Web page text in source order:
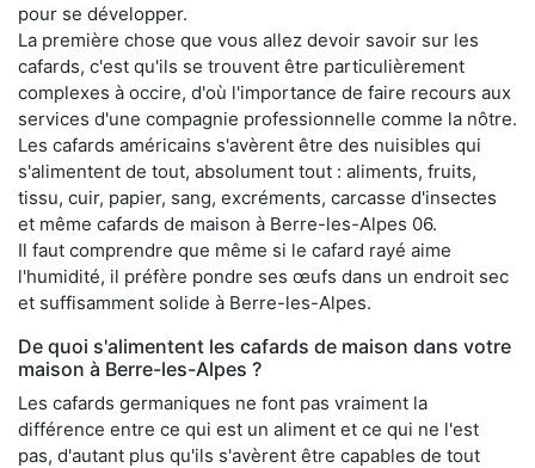
pour se développer.
La première chose que vous allez devoir savoir sur les
cafards, c'est qu'ils se trouvent être particulièrement
complexes à occire, d'où l'importance de faire recours aux
services d'une compagnie professionnelle comme la nôtre.
Les cafards américains s'avèrent être des nuisibles qui
s'alimentent de tout, absolument tout : aliments, fruits,
tissu, cuir, papier, sang, excréments, carcasse d'insectes
et même cafards de maison à Berre-les-Alpes 06.
Il faut comprendre que même si le cafard rayé aime
l'humidité, il préfère pondre ses œufs dans un endroit sec
et suffisamment solide à Berre-les-Alpes.
De quoi s'alimentent les cafards de maison dans votre
maison à Berre-les-Alpes ?
Les cafards germaniques ne font pas vraiment la
différence entre ce qui est un aliment et ce qui ne l'est
pas, d'autant plus qu'ils s'avèrent être capables de tout